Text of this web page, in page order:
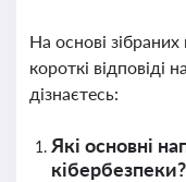
На основі
короткі відповіді
дізнаєтесь:
Які основні
кібербезпеки?